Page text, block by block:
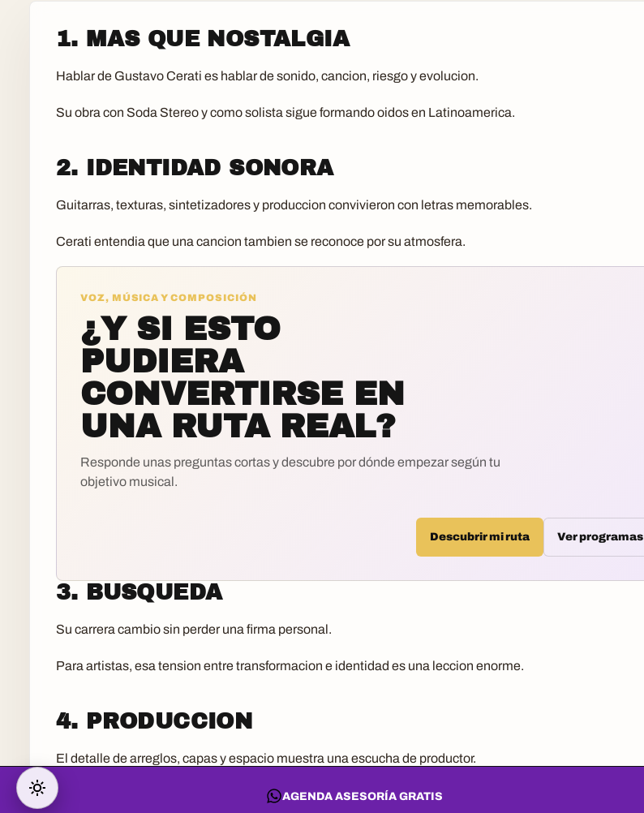
1. MAS QUE NOSTALGIA
Hablar de Gustavo Cerati es hablar de sonido, cancion, riesgo y evolucion.
Su obra con Soda Stereo y como solista sigue formando oidos en Latinoamerica.
2. IDENTIDAD SONORA
Guitarras, texturas, sintetizadores y produccion convivieron con letras memorables.
Cerati entendia que una cancion tambien se reconoce por su atmosfera.
VOZ, MÚSICA Y COMPOSICIÓN
¿Y SI ESTO
PUDIERA
CONVERTIRSE EN
UNA RUTA REAL?
Responde unas preguntas cortas y descubre por dónde empezar según tu
objetivo musical.
Descubrir mi ruta Ver programas
3. BUSQUEDA
Su carrera cambio sin perder una firma personal.
Para artistas, esa tension entre transformacion e identidad es una leccion enorme.
4. PRODUCCION
El detalle de arreglos, capas y espacio muestra una escucha de productor.
Cada elemento parecia estar al servicio de la emocion de la cancion.
AGENDA ASESORÍA GRATIS